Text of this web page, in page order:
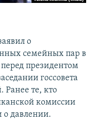
о
семейных пар в
президентом
госсовета
Ранее те, кто
комиссии
о давлении.